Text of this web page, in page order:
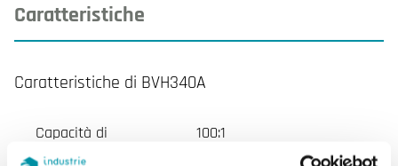
Caratteristiche
Caratteristiche di BVH340A
Capacità di
regolazione
100:1